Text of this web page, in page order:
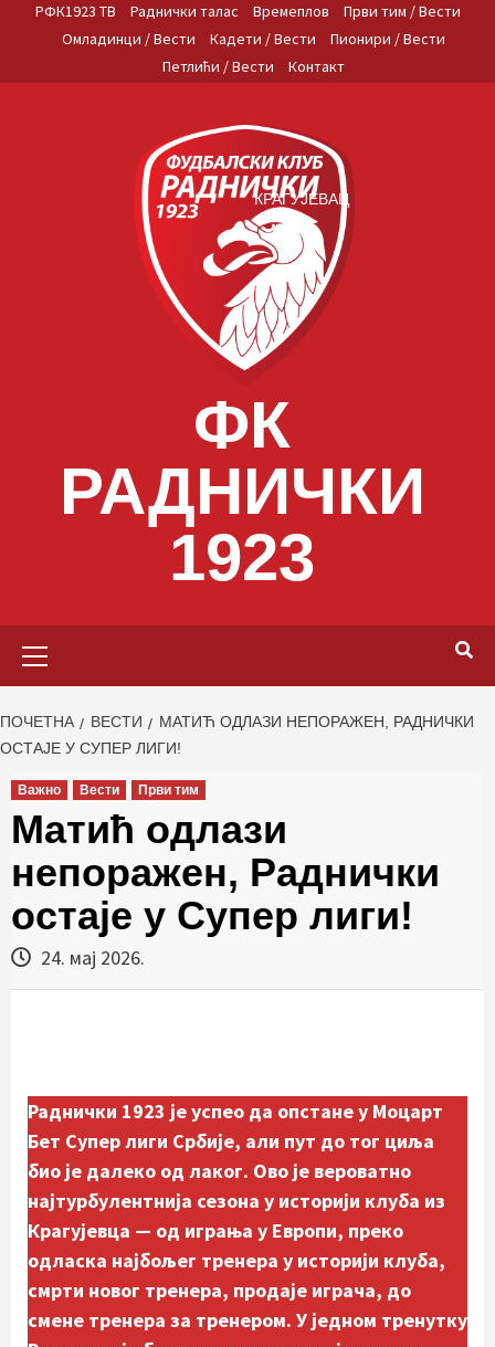
РФК1923 ТВ Раднички талас Времеплов
Први тим / Вести
Омладинци / Вести
Кадети / Вести
Пионири / Вести
Петлићи / Вести
Контакт
ФК
РАДНИЧКИ
1923
КРАГУЈЕВАЦ
ПОЧЕТНА ВЕСТИ
МАТИЋ ОДЛАЗИ НЕПОРАЖЕН, РАДНИЧКИ
ОСТАЈЕ У СУПЕР ЛИГИ!
Важно Вести Први тим
Матић одлази
непоражен, Раднички
остаје у Супер лиги!
24. мај 2026.
Раднички 1923 је успео да опстане у Моцарт
Бет Супер лиги Србије, али пут до тог циља
био је далеко од лаког. Ово је вероватно
најтурбулентнија сезона у историји клуба из
Крагујевца — од играња у Европи, преко
одласка најбољег тренера у историји клуба,
смрти новог тренера, продаје играча, до
смене тренера за тренером. У једном тренутку